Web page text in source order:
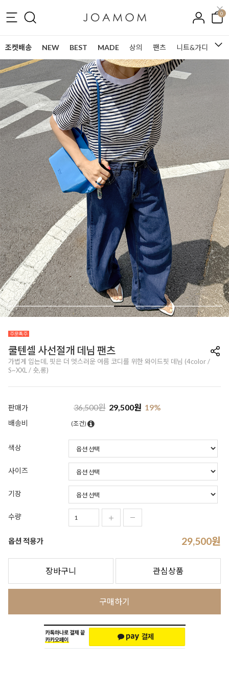
0
조켓배송 NEW BEST MADE 상의 팬츠 니트&가디건
쿨텐셀 사선절개 데님 팬츠
가볍게 입는데, 핏은 더 멋스러운 여름 코디를 위한 와이드핏 데님 (4color /
S~XXL / 숏,롱)
판매가 36,500원 29,500원 19%
배송비 (조건)
색상
사이즈
기장
수량
옵션 적용가 29,500원
장바구니 관심상품
구매하기